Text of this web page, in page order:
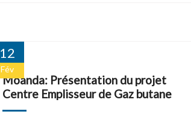
12
Fév
Moanda: Présentation du projet
Centre Emplisseur de Gaz butane